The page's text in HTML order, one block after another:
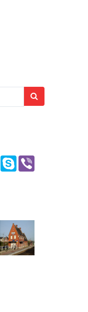
Message
Skype